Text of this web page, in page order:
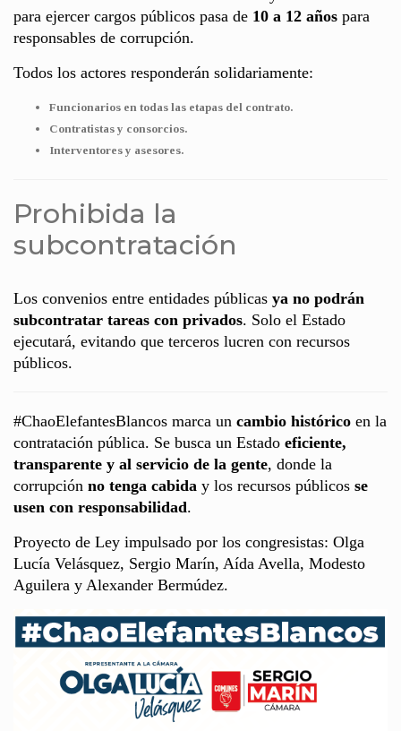
para ejercer cargos públicos pasa de 10 a 12 años para
responsables de corrupción.
Todos los actores responderán solidariamente:
Funcionarios en todas las etapas del contrato.
Contratistas y consorcios.
Interventores y asesores.
Prohibida la
subcontratación
Los convenios entre entidades públicas ya no podrán
subcontratar tareas con privados. Solo el Estado
ejecutará, evitando que terceros lucren con recursos
públicos.
#ChaoElefantesBlancos marca un cambio histórico en la
contratación pública. Se busca un Estado eficiente,
transparente y al servicio de la gente, donde la
corrupción no tenga cabida y los recursos públicos se
usen con responsabilidad.
Proyecto de Ley impulsado por los congresistas: Olga
Lucía Velásquez, Sergio Marín, Aída Avella, Modesto
Aguilera y Alexander Bermúdez.